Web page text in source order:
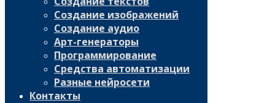
Создание изображений
Создание аудио
Арт-генераторы
Программирование
Средства автоматизации
Разные нейросети
Контакты